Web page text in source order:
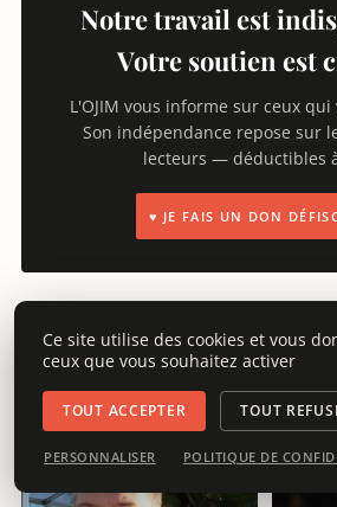
Notre travail est
Votre soutien est
L'OJIM vous informe sur ceux
Son indépendance repose sur
lecteurs — déductibles
♥ JE FAIS UN DON
Portraits liés
Ce site utilise des cookies et vous
ceux que vous souhaitez activer
TOUT ACCEPTER TOUT
PERSONNALISER POLITIQUE DE